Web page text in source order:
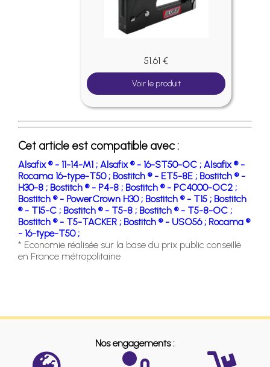
51.61 €
Voir le produit
Cet article est compatible avec :
Alsafix ® - 11-14-M1 ; Alsafix ® - 16-ST50-OC ; Alsafix ® -
Rocama 16-type-T50 ; Bostitch ® - ET5-8E ; Bostitch ® -
H30-8 ; Bostitch ® - P4-8 ; Bostitch ® - PC4000-OC2 ;
Bostitch ® - PowerCrown H30 ; Bostitch ® - T15 ; Bostitch
® - T15-C ; Bostitch ® - T5-8 ; Bostitch ® - T5-8-OC ;
Bostitch ® - T5-TACKER ; Bostitch ® - USO56 ; Rocama ®
- 16-type-T50 ;
* Economie réalisée sur la base du prix public conseillé
en France métropolitaine
Nos engagements :